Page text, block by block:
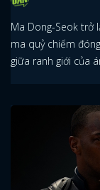
Ma Dong-Seok trở
ma quỷ chiếm
giữa ranh giới của